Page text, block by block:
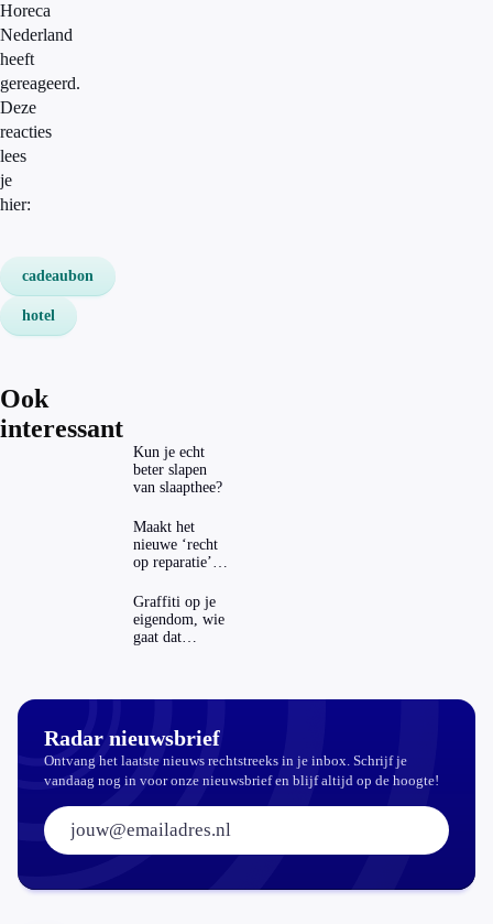
Horeca
Nederland
heeft
gereageerd.
Deze
reacties
lees
je
hier:
cadeaubon
hotel
Ook
interessant
Kun je echt
beter slapen
van slaapthee?
Maakt het
nieuwe ‘recht
op reparatie’
echt
aantrekkelijker?
Graffiti op je
eigendom, wie
gaat dat
Radar nieuwsbrief
Ontvang het laatste nieuws rechtstreeks in je inbox. Schrijf je
vandaag nog in voor onze nieuwsbrief en blijf altijd op de hoogte!
E-mailadres: